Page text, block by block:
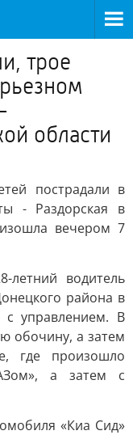
трое
области
пострадали в
- Раздорская в
вечером 7
летний водитель
района в
управлением. В
обочину, а затем
где произошло
а затем с
«Киа Сид»